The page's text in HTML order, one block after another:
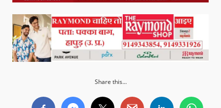
Share this...